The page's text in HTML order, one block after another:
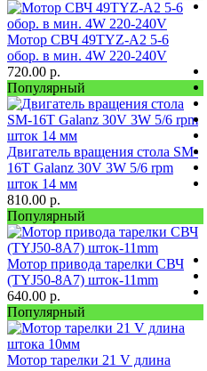
Мотор СВЧ 49TYZ-A2 5-6
обор. в мин. 4W 220-240V
720.00 р.
Популярный
Двигатель вращения стола SM-
16T Galanz 30V 3W 5/6 rpm
шток 14 мм
810.00 р.
Популярный
Мотор привода тарелки СВЧ
(TYJ50-8A7) шток-11mm
640.00 р.
Популярный
Мотор тарелки 21 V длина